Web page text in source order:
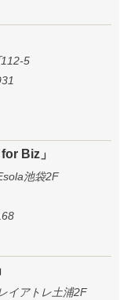
5
Biz」
池袋2F
イアトレ土浦2F